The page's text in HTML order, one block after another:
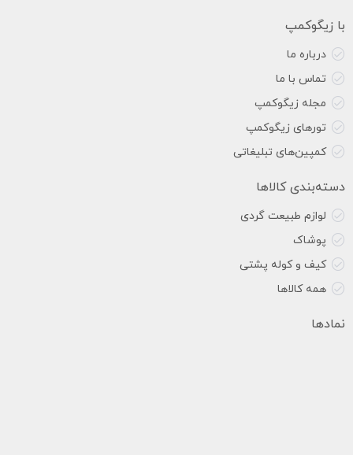
با زیگوکمپ
درباره ما
تماس با ما
مجله زیگوکمپ
تورهای زیگوکمپ
کمپین‌های تبلیغاتی
دسته‌بندی کالاها
لوازم طبیعت گردی
پوشاک
کیف و کوله پشتی
همه کالاها
نمادها